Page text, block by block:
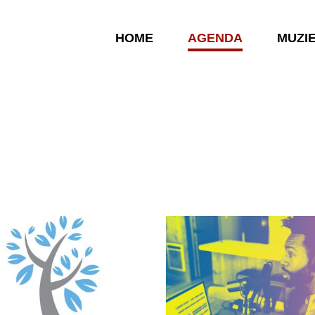
HOME AGENDA